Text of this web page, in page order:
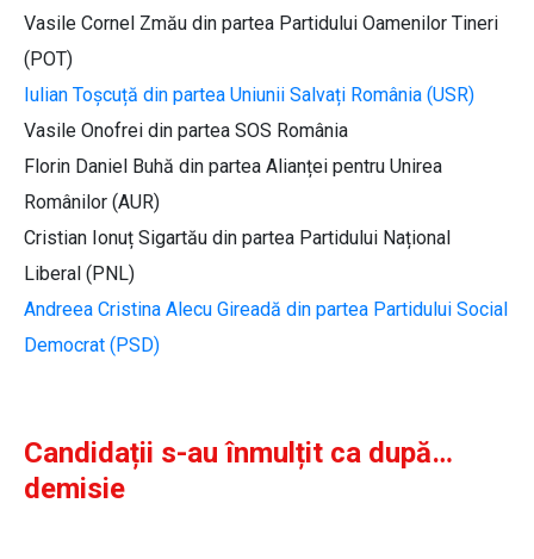
Vasile Cornel Zmău din partea Partidului Oamenilor Tineri
(POT)
Iulian Toșcuță din partea Uniunii Salvați România (USR)
Vasile Onofrei din partea SOS România
Florin Daniel Buhă din partea Alianței pentru Unirea
Românilor (AUR)
Cristian Ionuț Sigartău din partea Partidului Național
Liberal (PNL)
Andreea Cristina Alecu Gireadă din partea Partidului Social
Democrat (PSD)
Candidații s-au înmulțit ca după…
demisie